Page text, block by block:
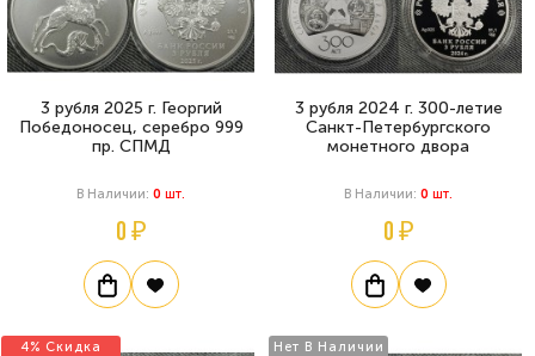
3 рубля 2025 г. Георгий
Победоносец, серебро 999
пр. СПМД
В Наличии: 0 Шт.
0 ₽
3 рубля 2024 г. 300-летие
Санкт-Петербургского
монетного двора
В Наличии: 0 Шт.
0 ₽
4% Скидка Нет В Наличии